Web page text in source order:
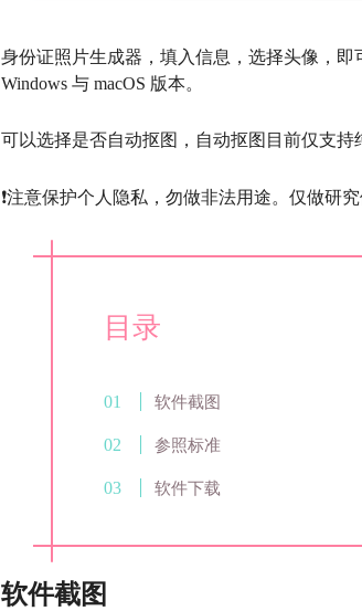
身份证照片生成器，填入信息，选择头像，
Windows 与 macOS 版本。
可以选择是否自动抠图，自动抠图目前仅支持
❗️注意保护个人隐私，勿做非法用途。仅做研
目录
软件截图
参照标准
软件下载
软件截图